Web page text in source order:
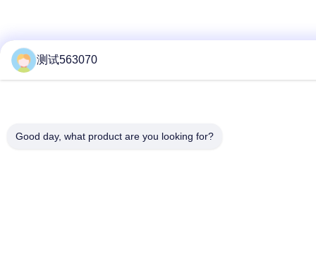
测试563070
Good day, what product are you looking for?